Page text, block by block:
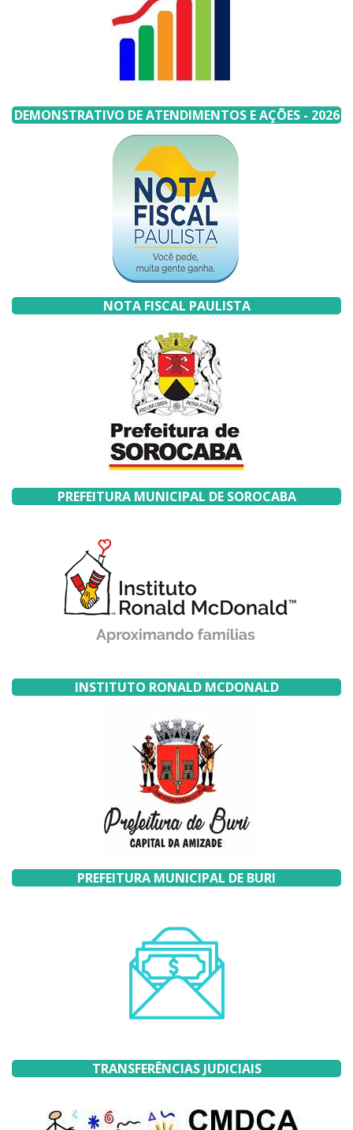
DEMONSTRATIVO DE ATENDIMENTOS E AÇÕES - 2026
NOTA FISCAL PAULISTA
PREFEITURA MUNICIPAL DE SOROCABA
INSTITUTO RONALD MCDONALD
PREFEITURA MUNICIPAL DE BURI
TRANSFERÊNCIAS JUDICIAIS